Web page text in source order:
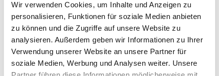
Wir verwenden Cookies, um Inhalte und Anzeigen zu
personalisieren, Funktionen für soziale Medien anbieten
zu können und die Zugriffe auf unsere Website zu
analysieren. Außerdem geben wir Informationen zu Ihrer
Verwendung unserer Website an unsere Partner für
soziale Medien, Werbung und Analysen weiter. Unsere
Gemeinsam finden wir die
perfekte Lösung für Sie!
Nutzen Sie unser praktisches
Kontaktformular, um einen Sicherheits-
Check, eine Wartung oder ein individuelles